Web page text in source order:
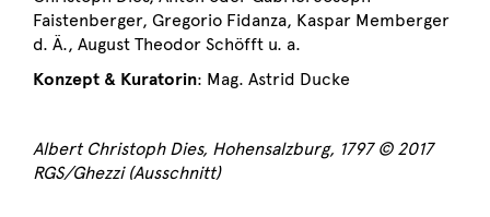
Faistenberger, Gregorio Fidanza, Kaspar Memberger
d. Ä., August Theodor Schöfft u. a.
Konzept & Kuratorin: Mag. Astrid Ducke
Albert Christoph Dies, Hohensalzburg, 1797 © 2017
RGS/Ghezzi (Ausschnitt)